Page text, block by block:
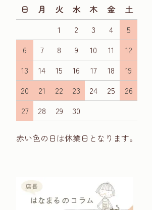
日
月 火 水 木 金
土
1
2 3 4
5
6
7 8 9 10 11
12
13
14 15 16 17 18
19
20
21 22 23 24 25
26
27
28 29 30
赤い色の日は休業日となります。